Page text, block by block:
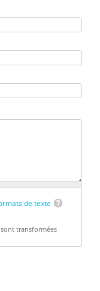
de texte
transformées